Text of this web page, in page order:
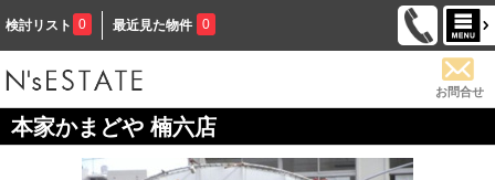
検討リスト 0 最近見た物件 0
お問合せ
本家かまどや 楠六店